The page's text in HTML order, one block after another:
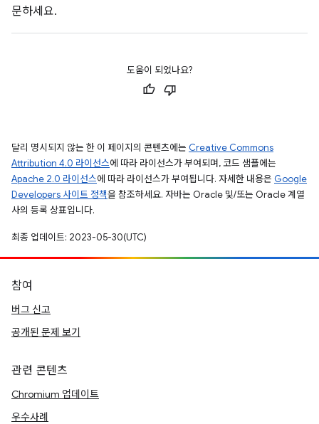
문하세요.
도움이 되었나요?
달리 명시되지 않는 한 이 페이지의 콘텐츠에는 Creative Commons
Attribution 4.0 라이선스에 따라 라이선스가 부여되며, 코드 샘플에는
Apache 2.0 라이선스에 따라 라이선스가 부여됩니다. 자세한 내용은 Google
Developers 사이트 정책을 참조하세요. 자바는 Oracle 및/또는 Oracle 계열
사의 등록 상표입니다.
최종 업데이트: 2023-05-30(UTC)
참여
버그 신고
공개된 문제 보기
관련 콘텐츠
Chromium 업데이트
우수사례